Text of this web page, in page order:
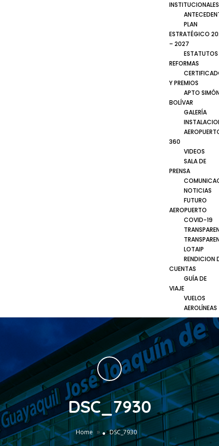
INSTITUCIONALES
PLAN
ESTRATÉGICO
– 2027
ESTATUTOS
REFORMAS
Y PREMIOS
APTO
BOLÍVAR
GALERÍA
360
VIDEOS
SALA DE
PRENSA
NOTICIAS
FUTURO
AEROPUERTO
COVID-19
LOTAIP
RENDICION
CUENTAS
GUÍA DE
VIAJE
VUELOS
AEROLÍNEAS
DSC_7930
Home » DSC_7930